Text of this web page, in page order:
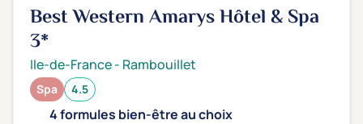
Sport
Yoga
Offres spéciales
Best Western Amarys Hôtel & Spa
3*
Ile-de-France- Rambouillet
Spa 4.5
4 formules bien-être au choix